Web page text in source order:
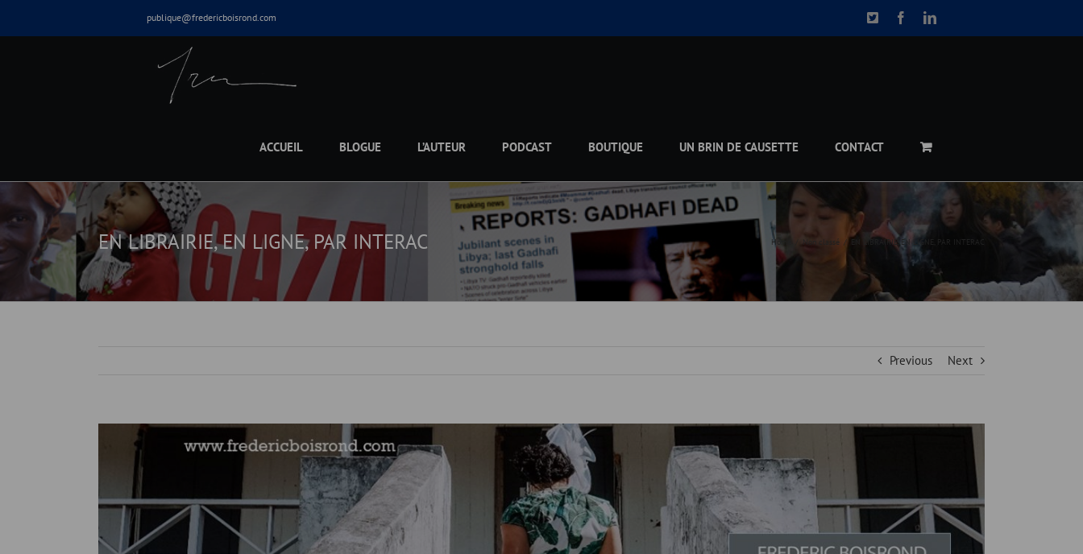
publique@fredericboisrond.com X FacebookLinkedIn
ACCUEIL BLOGUE L’AUTEUR PODCAST BOUTIQUE UN BRIN DE CAUSETTE CONTACT
EN LIBRAIRIE, EN LIGNE, PAR INTERAC Home Non classé EN LIBRAIRIE, EN LIGNE, PAR INTERAC
Previous Next